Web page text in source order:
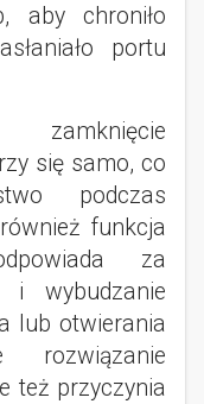
aby chroniło
portu
zamknięcie
się samo, co
podczas
funkcja
za
i wybudzanie
lub otwierania
rozwiązanie
też przyczynia